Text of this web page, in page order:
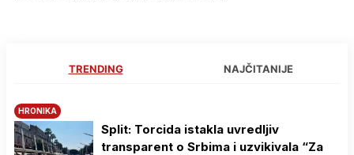
TRENDING NAJČITANIJE
HRONIKA
Split: Torcida istakla uvredljiv
transparent o Srbima i uzvikivala “Za